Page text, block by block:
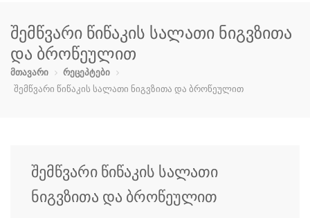
კატეგორიები
აჯიკა ბავშვებისთ…
ნამცხვრები ნაყინი პიცა
რძის პროდუ…
შემწვარი წიწაკის სალათი ნიგვზითა
და ბროწეულით
მთავარი
რეცეპტები
შემწვარი წიწაკის სალათი ნიგვზითა და ბროწეულით
შემწვარი წიწაკის სალათი
ნიგვზითა და ბროწეულით